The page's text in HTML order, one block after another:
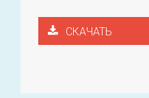
СКАЧАТЬ